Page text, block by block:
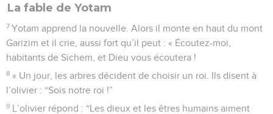
La fable de Yotam
7 Yotam apprend la nouvelle. Alors il monte en haut du mont
Garizim et il crie, aussi fort qu’il peut : « Écoutez-moi,
habitants de Sichem, et Dieu vous écoutera !
8 « Un jour, les arbres décident de choisir un roi. Ils disent à
l’olivier : “Sois notre roi !”
9 L’olivier répond : “Les dieux et les êtres humains aiment